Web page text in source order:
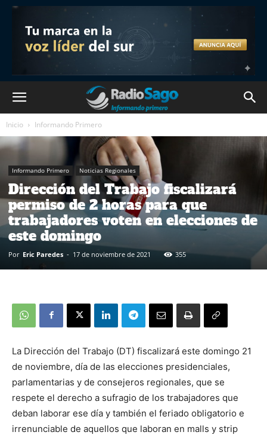
Inicio Informando Primero
Informando Primero Noticias Regionales
Dirección del Trabajo fiscalizará
permiso de 2 horas para que
trabajadores voten en elecciones de
este domingo
Por Eric Paredes - 17 de noviembre de 2021 355
La Dirección del Trabajo (DT) fiscalizará este domingo 21
de noviembre, día de las elecciones presidenciales,
parlamentarias y de consejeros regionales, que se
respete el derecho a sufragio de los trabajadores que
deban laborar ese día y también el feriado obligatorio e
irrenunciable de aquellos que laboran en malls y strip